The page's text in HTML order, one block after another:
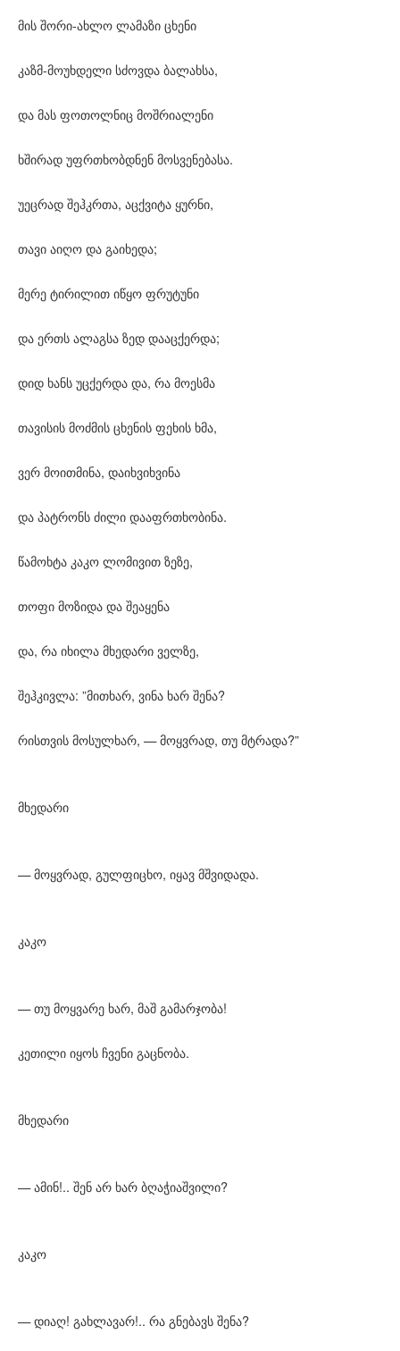
მის შორი-ახლო ლამაზი ცხენი
კაზმ-მოუხდელი სძოვდა ბალახსა,
და მას ფოთოლნიც მოშრიალენი
ხშირად უფრთხობდნენ მოსვენებასა.
უეცრად შეჰკრთა, აცქვიტა ყურნი,
თავი აიღო და გაიხედა;
მერე ტირილით იწყო ფრუტუნი
და ერთს ალაგსა ზედ დააცქერდა;
დიდ ხანს უცქერდა და, რა მოესმა
თავისის მოძმის ცხენის ფეხის ხმა,
ვერ მოითმინა, დაიხვიხვინა
და პატრონს ძილი დააფრთხობინა.
წამოხტა კაკო ლომივით ზეზე,
თოფი მოზიდა და შეაყენა
და, რა იხილა მხედარი ველზე,
შეჰკივლა: ”მითხარ, ვინა ხარ შენა?
რისთვის მოსულხარ, — მოყვრად, თუ მტრადა?”
მხედარი
— მოყვრად, გულფიცხო, იყავ მშვიდადა.
კაკო
— თუ მოყვარე ხარ, მაშ გამარჯობა!
კეთილი იყოს ჩვენი გაცნობა.
მხედარი
— ამინ!.. შენ არ ხარ ბღაჭიაშვილი?
კაკო
— დიაღ! გახლავარ!.. რა გნებავს შენა?